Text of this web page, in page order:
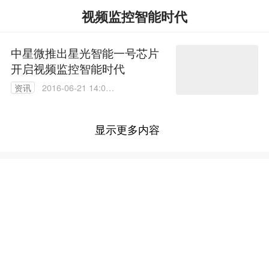
视频监控智能时代
中星微推出星光智能一号芯片
开启视频监控智能时代
资讯
2016-06-21 14:05:
显示更多内容